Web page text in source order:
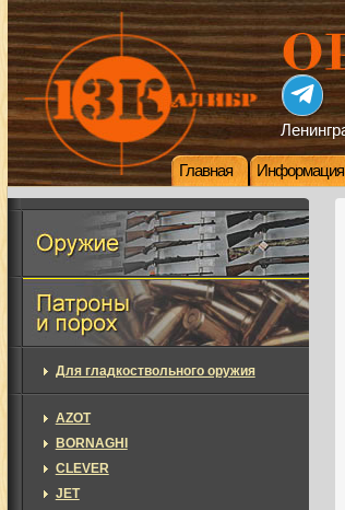
Главная Информация
Для гладкоствольного оружия
AZOT
BORNAGHI
CLEVER
JET